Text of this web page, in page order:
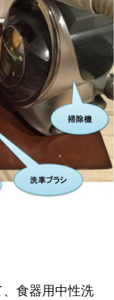
食器用中性洗